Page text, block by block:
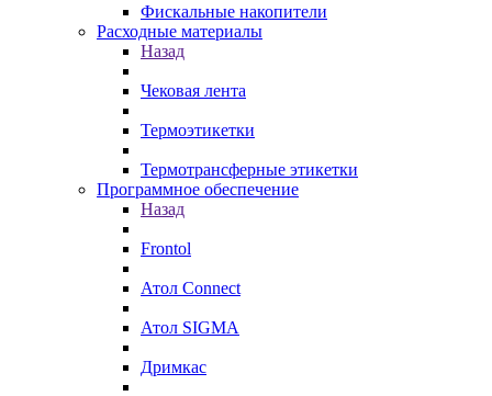
Фискальные накопители
Расходные материалы
Назад
Чековая лента
Термоэтикетки
Термотрансферные этикетки
Программное обеспечение
Назад
Frontol
Атол Connect
Атол SIGMA
Дримкас